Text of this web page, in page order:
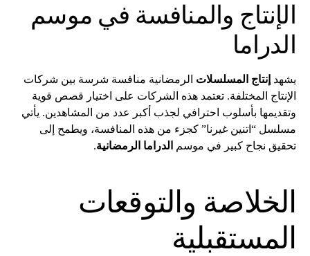
الإنتاج والمنافسة في موسم
الدراما
يشهد إنتاج المسلسلات الرمضانية منافسة شرسة بين شركات
الإنتاج المختلفة. تعتمد هذه الشركات على اختيار قصص قوية
وتقديمها بأسلوب احترافي لجذب أكبر عدد من المشاهدين. يأتي
مسلسل “اتنين غيرنا” كجزء من هذه المنافسة، ويطمح إلى
تحقيق نجاح كبير في موسم
الدراما الرمضانية.
الخلاصة والتوقعات
المستقبلية